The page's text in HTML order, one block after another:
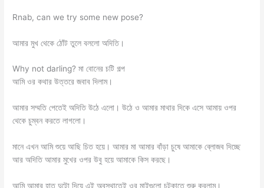
Rnab, can we try some new pose?
আমার মুখ থেকে ঠোঁট তুলে বললো অদিতি।
Why not darling? মা বোনের চটি গল্প
আমি ওর কথার উত্তরে জবাব দিলাম।
আমার সম্মতি পেতেই অদিতি উঠে এলো। উঠে ও আমার মাথার দিকে এসে আমায় ওপর
থেকে চুম্বন করতে লাগলো।
মানে এখন আমি শুয়ে আছি চিত হয়ে। আমার মা আমার বাঁড়া চুষে আমাকে ব্লোজব দিচ্ছে
আর অদিতি আমার মুখের ওপর উবু হয়ে আমাকে কিস করছে।
আমি আমার হাত দুটো দিয়ে এই অবস্থাতেই ওর মাইগুলো চটকাতে শুরু করলাম।